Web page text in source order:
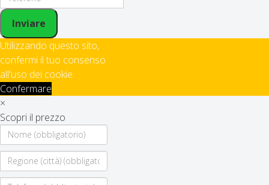
Inviare
Utilizzando questo sito,
confermi il tuo consenso
all'uso dei cookie.
Confermare
×
Scopri il prezzo